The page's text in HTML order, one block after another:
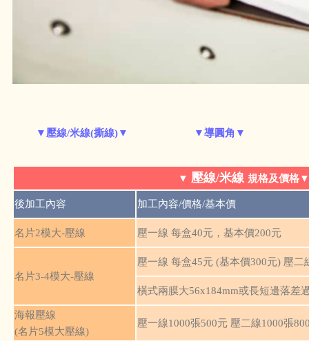
▼壓線/米線(撕線)▼ ▼導圓角▼
▼ 壓線/米線 規格及價格▼
後加工內容 加工內容/價格/基本價
名片2模大-壓線 壓一線 每盒40元，基本價200元
名片3-4模大-壓線
壓一線 每盒45元 (基本價300元) 壓二
橫式兩膜大56x184mm或長短邊落差
海報壓線
(名片5模大壓線)
壓一線1000張500元 壓二線1000張